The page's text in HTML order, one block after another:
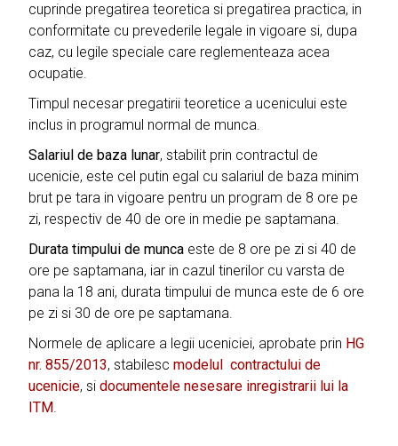
cuprinde pregatirea teoretica si pregatirea practica, in
conformitate cu prevederile legale in vigoare si, dupa
caz, cu legile speciale care reglementeaza acea
ocupatie.
Timpul necesar pregatirii teoretice a ucenicului este
inclus in programul normal de munca.
Salariul de baza lunar, stabilit prin contractul de
ucenicie, este cel putin egal cu salariul de baza minim
brut pe tara in vigoare pentru un program de 8 ore pe
zi, respectiv de 40 de ore in medie pe saptamana.
Durata timpului de munca este de 8 ore pe zi si 40 de
ore pe saptamana, iar in cazul tinerilor cu varsta de
pana la 18 ani, durata timpului de munca este de 6 ore
pe zi si 30 de ore pe saptamana.
Normele de aplicare a legii uceniciei, aprobate prin HG
nr. 855/2013, stabilesc modelul contractului de
ucenicie, si documentele nesesare inregistrarii lui la
ITM.